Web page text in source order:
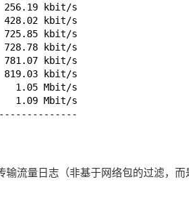
256.19 kbit/s
428.02 kbit/s
725.85 kbit/s
728.78 kbit/s
781.07 kbit/s
819.03 kbit/s
1.05 Mbit/s
1.09 Mbit/s
流量日志（非基于网络包的过滤，而